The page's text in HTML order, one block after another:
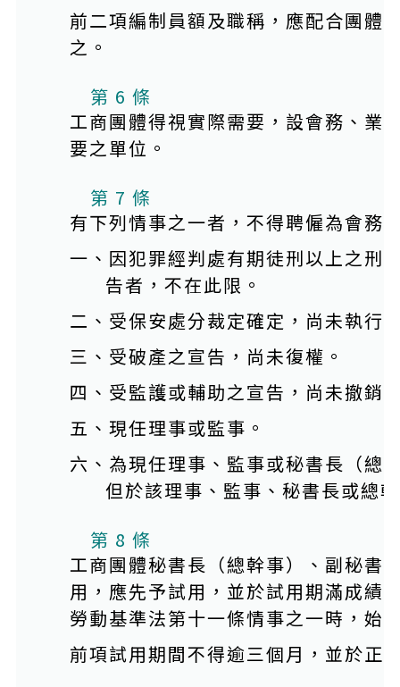
前二項編制員額及職稱，應配合團體
之。
第 6 條
工商團體得視實際需要，設會務、業
要之單位。
第 7 條
有下列情事之一者，不得聘僱為會務
一、因犯罪經判處有期徒刑以上之刑
告者，不在此限。
二、受保安處分裁定確定，尚未執行
三、受破產之宣告，尚未復權。
四、受監護或輔助之宣告，尚未撤銷
五、現任理事或監事。
六、為現任理事、監事或秘書長（總
但於該理事、監事、秘書長或總
第 8 條
工商團體秘書長（總幹事）、副秘書
用，應先予試用，並於試用期滿成績
勞動基準法第十一條情事之一時，始
前項試用期間不得逾三個月，並於正